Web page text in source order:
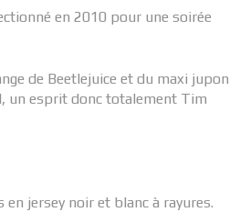
en 2010 pour une soirée
de Beetlejuice et du maxi jupon
un esprit donc totalement Tim
jersey noir et blanc à rayures.